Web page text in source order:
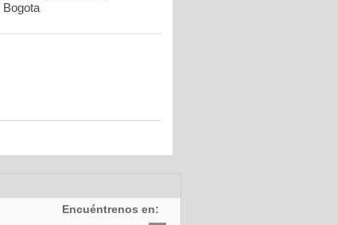
Bogota
Encuéntrenos en: